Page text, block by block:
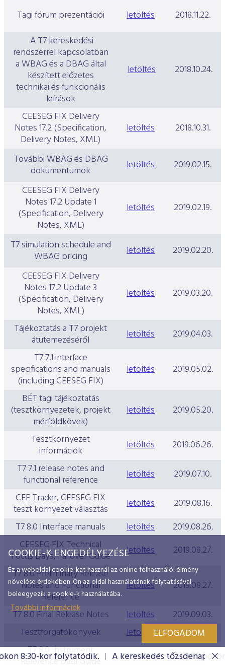
8:30-kor folytatódik. A kereskedés tőzsdenapokon
Tagi fórum prezentációi letöltés
2018.11.22.
A T7 kereskedési
rendszerrel kapcsolatban
a WBAG és a DBAG által
készített előzetes
technikai és funkcionális
leírások
letöltés 2018.10.24.
CEESEG FIX Delivery
Notes 17.2 (Specification,
Delivery Notes, XML)
letöltés 2018.10.31.
További WBAG és DBAG
dokumentumok letöltés
2019.02.15.
CEESEG FIX Delivery
Notes 17.2 Update 1
(Specification, Delivery
Notes, XML)
letöltés 2019.02.19.
T7 simulation schedule and
WBAG pricing letöltés
2019.02.20.
CEESEG FIX Delivery
Notes 17.2 Update 3
(Specification, Delivery
Notes, XML)
letöltés 2019.03.20.
Tájékoztatás a T7 projekt
átütemezéséről letöltés
2019.04.03.
T7 7.1 interface
specifications and manuals
(including CEESEG FIX)
letöltés
2019.05.02.
BÉT tagi tájékoztatás
(tesztkörnyezetek, projekt
mérföldkövek)
letöltés
2019.05.20.
Tesztkörnyezet
információk letöltés
2019.06.26.
T7 7.1 release notes and
functional reference letöltés
2019.07.10.
CEE Trader, CEESEG FIX
teszt környezet választás letöltés
2019.08.16.
T7 8.0 Interface manuals
letöltés
2019.08.26.
CEESEG FIX Technical
Focus Days, Failover Guide letöltés
2019.08.27.
T7 8.0 Preliminary Release
Notes and Functional
Reference
letöltés
2019.08.27.
T7 8.0 Final Release Notes
letöltés
2019.09.03.
Tesztforgatókönyvek
letöltés
2019.09.03.
T7 8.0 Instrument
Reference Data Guide letöltés 2019.09.25.
COOKIE-K ENGEDÉLYEZÉSE
Ez a weboldal cookie-kat használ az online felhasználói élmény
növelése érdekében. Ön az oldal használatának folytatásával
beleegyezik a cookie-k használatába.
További információk
ELFOGADOM